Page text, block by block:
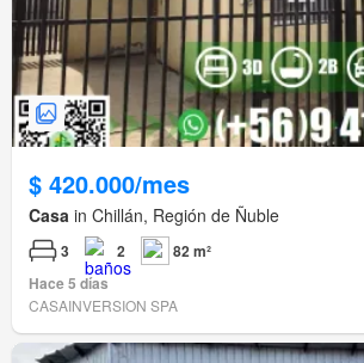
$ 420.000/mes
Casa in Chillán, Región de Ñuble
3 2
82 m²
Hace 5 días
CASAINVERSION SPA